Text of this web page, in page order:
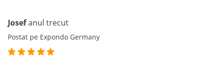
Josefanul trecut
Postat pe Expondo Germany